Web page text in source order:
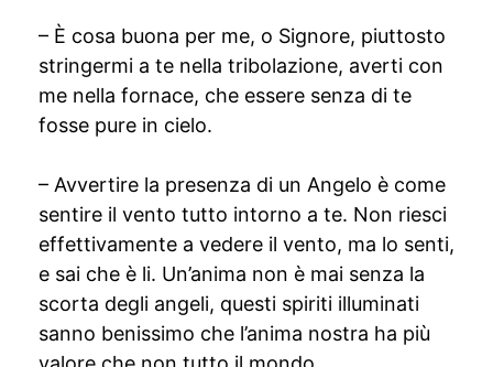
– È cosa buona per me, o Signore, piuttosto
stringermi a te nella tribolazione, averti con
me nella fornace, che essere senza di te
fosse pure in cielo.
– Avvertire la presenza di un Angelo è come
sentire il vento tutto intorno a te. Non riesci
effettivamente a vedere il vento, ma lo senti,
e sai che è li. Un’anima non è mai senza la
scorta degli angeli, questi spiriti illuminati
sanno benissimo che l’anima nostra ha più